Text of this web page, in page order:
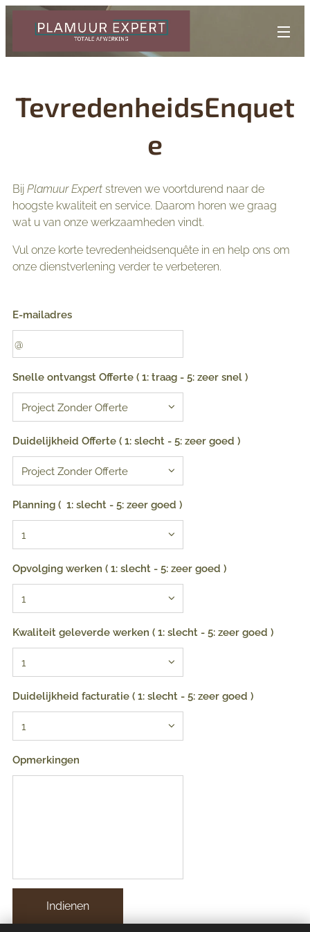
TevredenheidsEnquet
e
Bij Plamuur Expert streven we voortdurend naar de
hoogste kwaliteit en service. Daarom horen we graag
wat u van onze werkzaamheden vindt.
Vul onze korte tevredenheidsenquête in en help ons om
onze dienstverlening verder te verbeteren.
E-mailadres
Snelle ontvangst Offerte ( 1: traag - 5: zeer snel )
Duidelijkheid Offerte ( 1: slecht - 5: zeer goed )
Planning ( 1: slecht - 5: zeer goed )
Opvolging werken ( 1: slecht - 5: zeer goed )
Kwaliteit geleverde werken ( 1: slecht - 5: zeer goed )
Duidelijkheid facturatie ( 1: slecht - 5: zeer goed )
Opmerkingen
Indienen